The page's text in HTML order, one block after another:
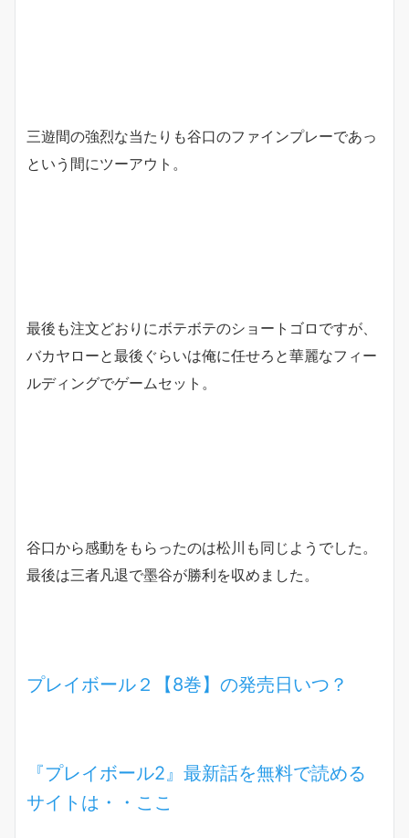
三遊間の強烈な当たりも谷口のファインプレーであっ
という間にツーアウト。
最後も注文どおりにボテボテのショートゴロですが、
バカヤローと最後ぐらいは俺に任せろと華麗なフィー
ルディングでゲームセット。
谷口から感動をもらったのは松川も同じようでした。
最後は三者凡退で墨谷が勝利を収めました。
プレイボール２【8巻】の発売日いつ？
『プレイボール2』最新話を無料で読める
サイトは・・ここ